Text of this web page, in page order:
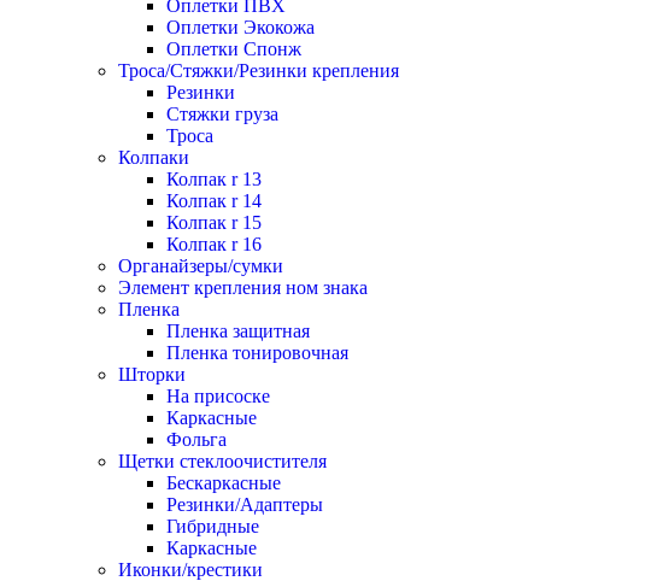
Оплетки ПВХ
Оплетки Экокожа
Оплетки Спонж
Троса/Стяжки/Резинки крепления
Резинки
Стяжки груза
Троса
Колпаки
Колпак r 13
Колпак r 14
Колпак r 15
Колпак r 16
Органайзеры/сумки
Элемент крепления ном знака
Пленка
Пленка защитная
Пленка тонировочная
Шторки
На присоске
Каркасные
Фольга
Щетки стеклоочистителя
Бескаркасные
Резинки/Адаптеры
Гибридные
Каркасные
Иконки/крестики